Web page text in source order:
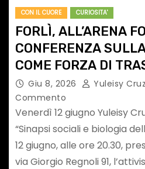
CON IL CUORE CURIOSITA'
FORLÌ, ALL’ARENA
CONFERENZA
COME FORZA DI
UMANA
Giu 8, 2026 Yuleisy
Commento
Venerdì 12 giugno Yuleisy
“Sinapsi sociali e biologia
12 giugno, alle ore 20.30,
via Giorgio Regnoli 91,